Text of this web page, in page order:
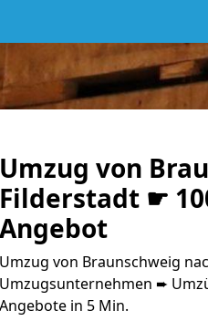
Umzug von
Filderstadt ☛
Angebot
Umzug von Braunschweig
Umzugsunternehmen ➨
Angebote in 5 Min.